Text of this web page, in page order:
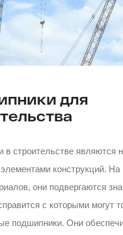
для
в строительстве являются
конструкций. На
они подвергаются
с которыми могут
подшипники. Они